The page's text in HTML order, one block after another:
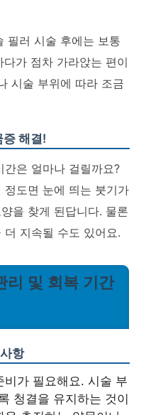
필러 시술 후에는 보통
가 점차 가라앉는 편이
시술 부위에 따라 조금
증 해결!
은 얼마나 걸릴까요?
정도면 눈에 띄는 붓기가
을 찾게 된답니다. 물론
지속될 수도 있어요.
리 및 회복 기간
항
가 필요해요. 시술 부
청결을 유지하는 것이